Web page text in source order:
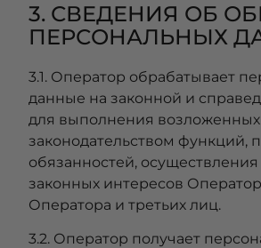
3. СВЕДЕНИЯ ОБ
ПЕРСОНАЛЬНЫХ
3.1. Оператор обрабатывает
данные на законной и
для выполнения возложенных
законодательством функций,
обязанностей,
законных интересов
Оператора и третьих лиц.
3.2. Оператор получает